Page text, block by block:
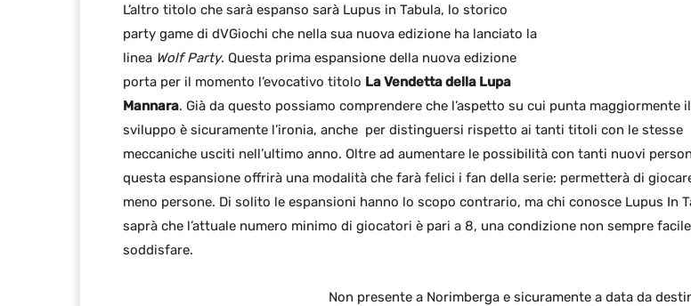
L’altro titolo che sarà espanso sarà Lupus in Tabula, lo storico
party game di dVGiochi che nella sua nuova edizione ha lanciato la
linea Wolf Party. Questa prima espansione della nuova edizione
porta per il momento l’evocativo titolo La Vendetta della Lupa
Mannara. Già da questo possiamo comprendere che l’aspetto su cui punta maggiormente
sviluppo è sicuramente l’ironia, anche per distinguersi rispetto ai tanti titoli con le stesse
meccaniche usciti nell’ultimo anno. Oltre ad aumentare le possibilità con tanti nuovi
questa espansione offrirà una modalità che farà felici i fan della serie: permetterà di
meno persone. Di solito le espansioni hanno lo scopo contrario, ma chi conosce Lupus In
saprà che l’attuale numero minimo di giocatori è pari a 8, una condizione non sempre
soddisfare.
Non presente a Norimberga e sicuramente a data da